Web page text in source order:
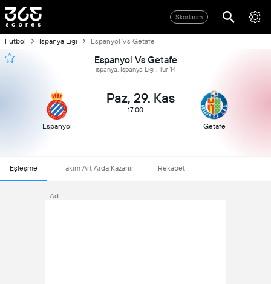
Skorlarım
Futbol İspanya Ligi Espanyol Vs Getafe
Espanyol Vs Getafe
ispanya, İspanya Ligi , Tur 14
Espanyol
Paz, 29. Kas
17:00
Getafe
Eşleşme Takım Art Arda Kazanır Rekabet
Ad